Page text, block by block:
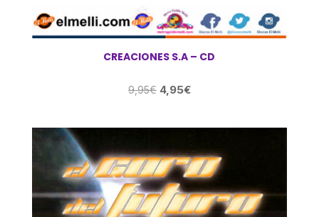
CREACIONES S.A – CD
9,95€ El
original
9,95€.
4,95€El
actual
4,95€.